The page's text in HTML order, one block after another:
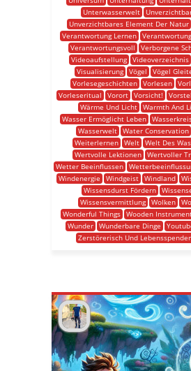
Unterwasserwelt
Unverzichtbares Element Der Natur
Verantwortung Lernen
Verantwortungsvoll
Verborgene
Videoaufstellung
Videoverzeichnis
Visualisierung Vögel Vögel
Vorlesegeschichten
Vorlesen
Vorleseritual
Vorort Vorsicht!
Wärme Und Licht Warmth And
Wasser Ermöglicht Leben
Wasserwelt Water Conservation
Weiterlernen
Welt Welt Des
Wertvolle Lektionen
Wertvoller
Wetter Beeinflussen
Windenergie
Windgeist Windland
Wissensdurst Fördern
Wissensvermittlung Wolken
Wonderful Things Wooden
Wunder Wunderbare Dinge
Zerstörerisch Und